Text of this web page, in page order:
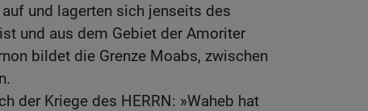
und lagerten sich jenseits des
und aus dem Gebiet der Amoriter
bildet die Grenze Moabs, zwischen
der Kriege des HERRN: »Waheb hat